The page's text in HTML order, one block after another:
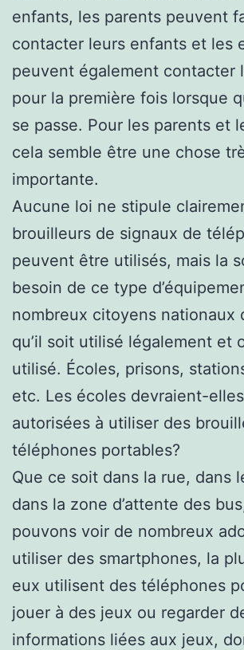
enfants, les parents peuvent
contacter leurs enfants et les
peuvent également contacter
pour la première fois lorsque
se passe. Pour les parents et
cela semble être une chose
importante.
Aucune loi ne stipule
brouilleurs de signaux de
peuvent être utilisés, mais la
besoin de ce type
nombreux citoyens nationaux
qu’il soit utilisé légalement et
utilisé. Écoles, prisons,
etc. Les écoles devraient-
autorisées à utiliser des
téléphones portables?
Que ce soit dans la rue, dans
dans la zone d’attente des
pouvons voir de nombreux
utiliser des smartphones, la
eux utilisent des téléphones
jouer à des jeux ou regarder
informations liées aux jeux,